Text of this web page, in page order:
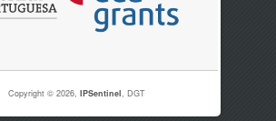
Copyright © 2026,IPSentinel , DGT